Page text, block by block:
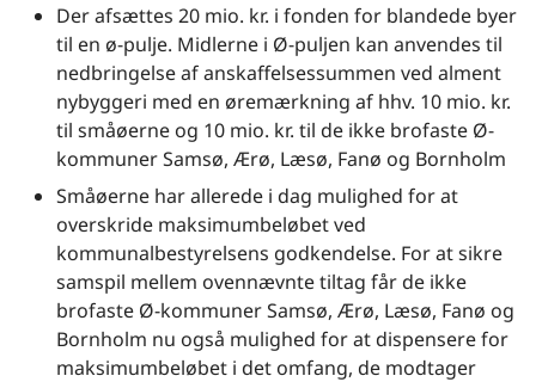
Der afsættes 20 mio. kr. i fonden for blandede byer
til en ø-pulje. Midlerne i Ø-puljen kan anvendes til
nedbringelse af anskaffelsessummen ved alment
nybyggeri med en øremærkning af hhv. 10 mio. kr.
til småøerne og 10 mio. kr. til de ikke brofaste Ø-
kommuner Samsø, Ærø, Læsø, Fanø og Bornholm
Småøerne har allerede i dag mulighed for at
overskride maksimumbeløbet ved
kommunalbestyrelsens godkendelse. For at sikre
samspil mellem ovennævnte tiltag får de ikke
brofaste Ø-kommuner Samsø, Ærø, Læsø, Fanø og
Bornholm nu også mulighed for at dispensere for
maksimumbeløbet i det omfang, de modtager